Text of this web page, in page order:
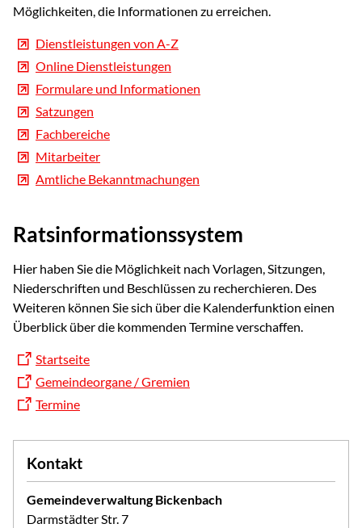
Möglichkeiten, die Informationen zu erreichen.
Dienstleistungen von A-Z
Online Dienstleistungen
Formulare und Informationen
Satzungen
Fachbereiche
Mitarbeiter
Amtliche Bekanntmachungen
Ratsinformationssystem
Hier haben Sie die Möglichkeit nach Vorlagen, Sitzungen,
Niederschriften und Beschlüssen zu recherchieren. Des
Weiteren können Sie sich über die Kalenderfunktion einen
Überblick über die kommenden Termine verschaffen.
Startseite
Gemeindeorgane / Gremien
Termine
Kontakt
Gemeindeverwaltung Bickenbach
Darmstädter Str. 7